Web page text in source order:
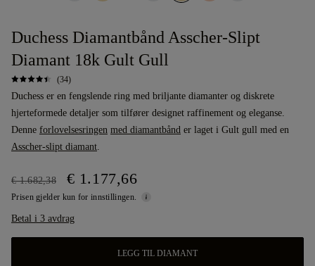
Duchess Diamantbånd Asscher-Slipt
Diamant 18k Gult Gull
(34)
Duchess er en fengslende ring med briljante diamanter og diskrete
hjerteformede detaljer som tilfører designet raffinement og eleganse.
Denne forlovelsesringen med diamantbånd er laget i Gult gull med en
Asscher-slipt diamant.
€ 1.682,38 € 1.177,66
Prisen gjelder kun for innstillingen.
Betal i 3 avdrag
LEGG TIL DIAMANT